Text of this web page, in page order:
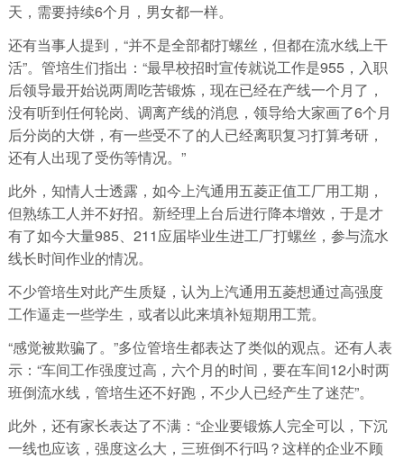
天，需要持续6个月，男女都一样。
还有当事人提到，“并不是全部都打螺丝，但都在流水线上干
活”。管培生们指出：“最早校招时宣传就说工作是955，入职
后领导最开始说两周吃苦锻炼，现在已经在产线一个月了，
没有听到任何轮岗、调离产线的消息，领导给大家画了6个月
后分岗的大饼，有一些受不了的人已经离职复习打算考研，
还有人出现了受伤等情况。”
此外，知情人士透露，如今上汽通用五菱正值工厂用工期，
但熟练工人并不好招。新经理上台后进行降本增效，于是才
有了如今大量985、211应届毕业生进工厂打螺丝，参与流水
线长时间作业的情况。
不少管培生对此产生质疑，认为上汽通用五菱想通过高强度
工作逼走一些学生，或者以此来填补短期用工荒。
“感觉被欺骗了。”多位管培生都表达了类似的观点。还有人表
示：“车间工作强度过高，六个月的时间，要在车间12小时两
班倒流水线，管培生还不好跑，不少人已经产生了迷茫”。
此外，还有家长表达了不满：“企业要锻炼人完全可以，下沉
一线也应该，强度这么大，三班倒不行吗？这样的企业不顾